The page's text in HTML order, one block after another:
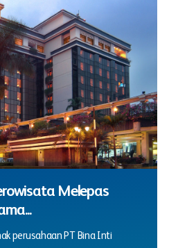
Melepas
perusahaan PT Bina Inti